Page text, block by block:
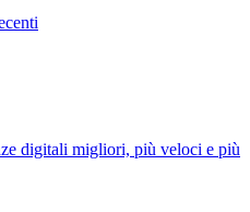
digitali migliori, più veloci e più